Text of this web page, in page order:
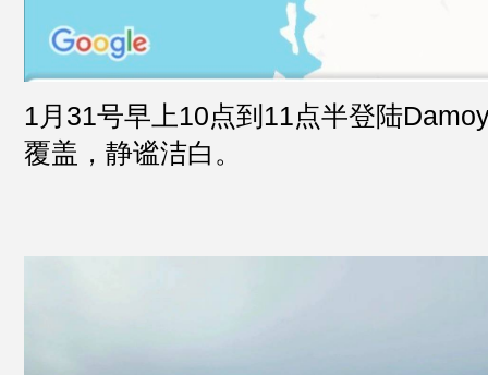
1月31号早上10点到11点半登陆
覆盖，静谧洁白。